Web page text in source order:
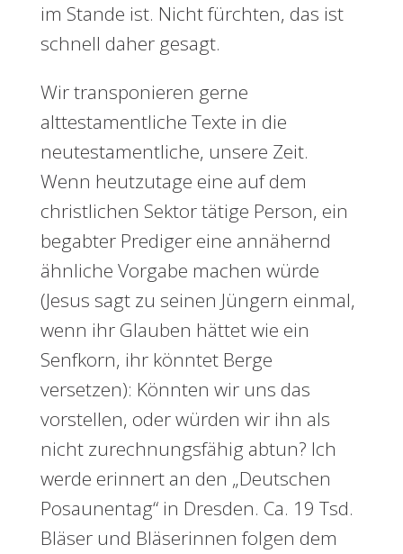
im Stande ist. Nicht fürchten, das ist
schnell daher gesagt.
Wir transponieren gerne
alttestamentliche Texte in die
neutestamentliche, unsere Zeit.
Wenn heutzutage eine auf dem
christlichen Sektor tätige Person, ein
begabter Prediger eine annähernd
ähnliche Vorgabe machen würde
(Jesus sagt zu seinen Jüngern einmal,
wenn ihr Glauben hättet wie ein
Senfkorn, ihr könntet Berge
versetzen): Könnten wir uns das
vorstellen, oder würden wir ihn als
nicht zurechnungsfähig abtun? Ich
werde erinnert an den „Deutschen
Posaunentag“ in Dresden. Ca. 19 Tsd.
Bläser und Bläserinnen folgen dem